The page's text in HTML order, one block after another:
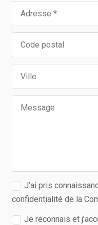
J’ai pris
confidentialité de la
Je reconnais et